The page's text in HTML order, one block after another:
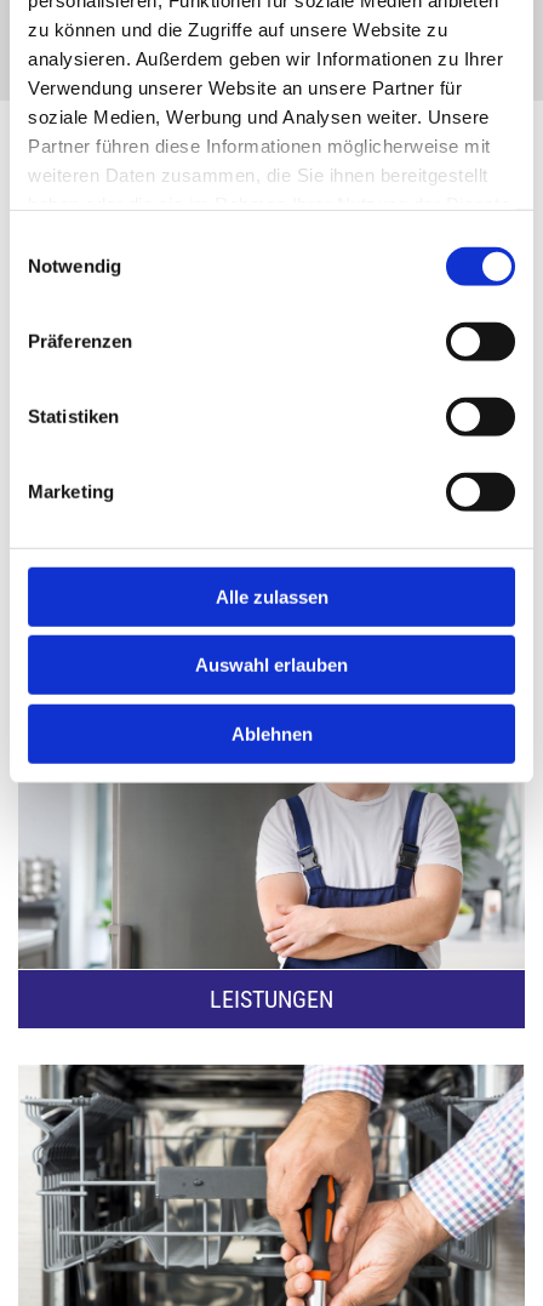
zu können und die Zugriffe auf unsere Website zu
analysieren. Außerdem geben wir Informationen zu Ihrer
Verwendung unserer Website an unsere Partner für
soziale Medien, Werbung und Analysen weiter. Unsere
Partner führen diese Informationen möglicherweise mit
weiteren Daten zusammen, die Sie ihnen bereitgestellt
Notwendig
Präferenzen
Statistiken
Marketing
Alle zulassen
Auswahl erlauben
Ablehnen
R
O
ß
K
C
H
E
N
T
E
C
H
N
SERVICE
LEISTUNGEN